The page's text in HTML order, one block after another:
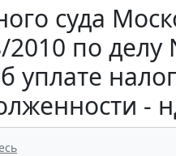
суда
2010 по делу
-